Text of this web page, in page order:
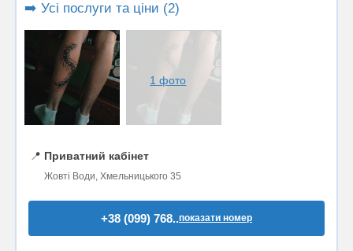
➡️ Усі послуги та ціни (2)
1 фото
📍 Приватний кабінет
Жовті Води, Хмельницького 35
+38 (099) 768..показати номер